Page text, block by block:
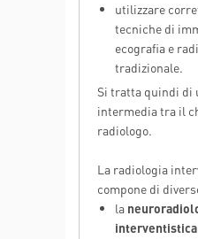
utilizzare
tecniche di
ecografia e
tradizionale.
Si tratta quindi di
intermedia tra il
radiologo.
La radiologia
compone di
la
interventistica